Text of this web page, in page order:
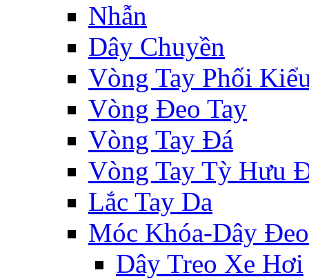
Nhẫn
Dây Chuyền
Vòng Tay Phối
Vòng Đeo Tay
Vòng Tay Đá
Vòng Tay Tỳ Hưu
Lắc Tay Da
Móc Khóa-Dây Đeo
Dây Treo Xe Hơi